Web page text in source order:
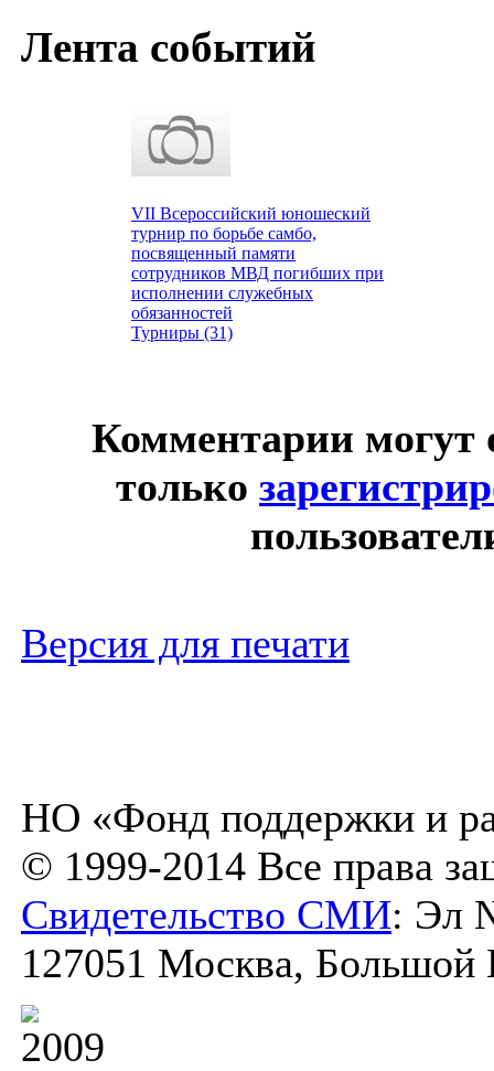
Лента событий
VII Всероссийский юношеский
турнир по борьбе самбо,
посвященный памяти
сотрудников МВД погибших при
исполнении служебных
обязанностей
Турниры (31)
Комментарии могут
только
Версия для печати
НО «Фонд поддержки и
© 1999-2014 Все права
Свидетельство СМИ: Эл
127051 Москва, Большой
2009